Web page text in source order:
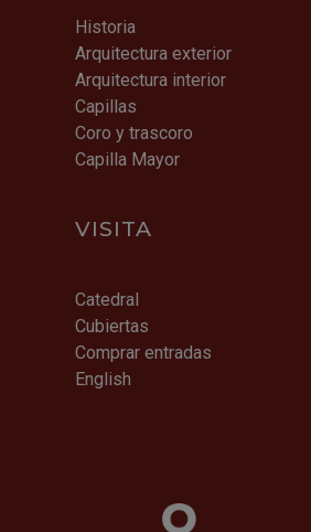
Historia
Arquitectura exterior
Arquitectura interior
Capillas
Coro y trascoro
Capilla Mayor
VISITA
Catedral
Cubiertas
Comprar entradas
English